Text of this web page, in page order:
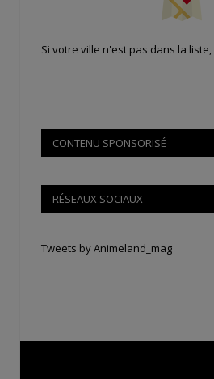
Si votre ville n'est pas dans la liste,
CONTENU SPONSORISÉ
RÉSEAUX SOCIAUX
Tweets by Animeland_mag